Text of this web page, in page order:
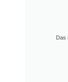
Das